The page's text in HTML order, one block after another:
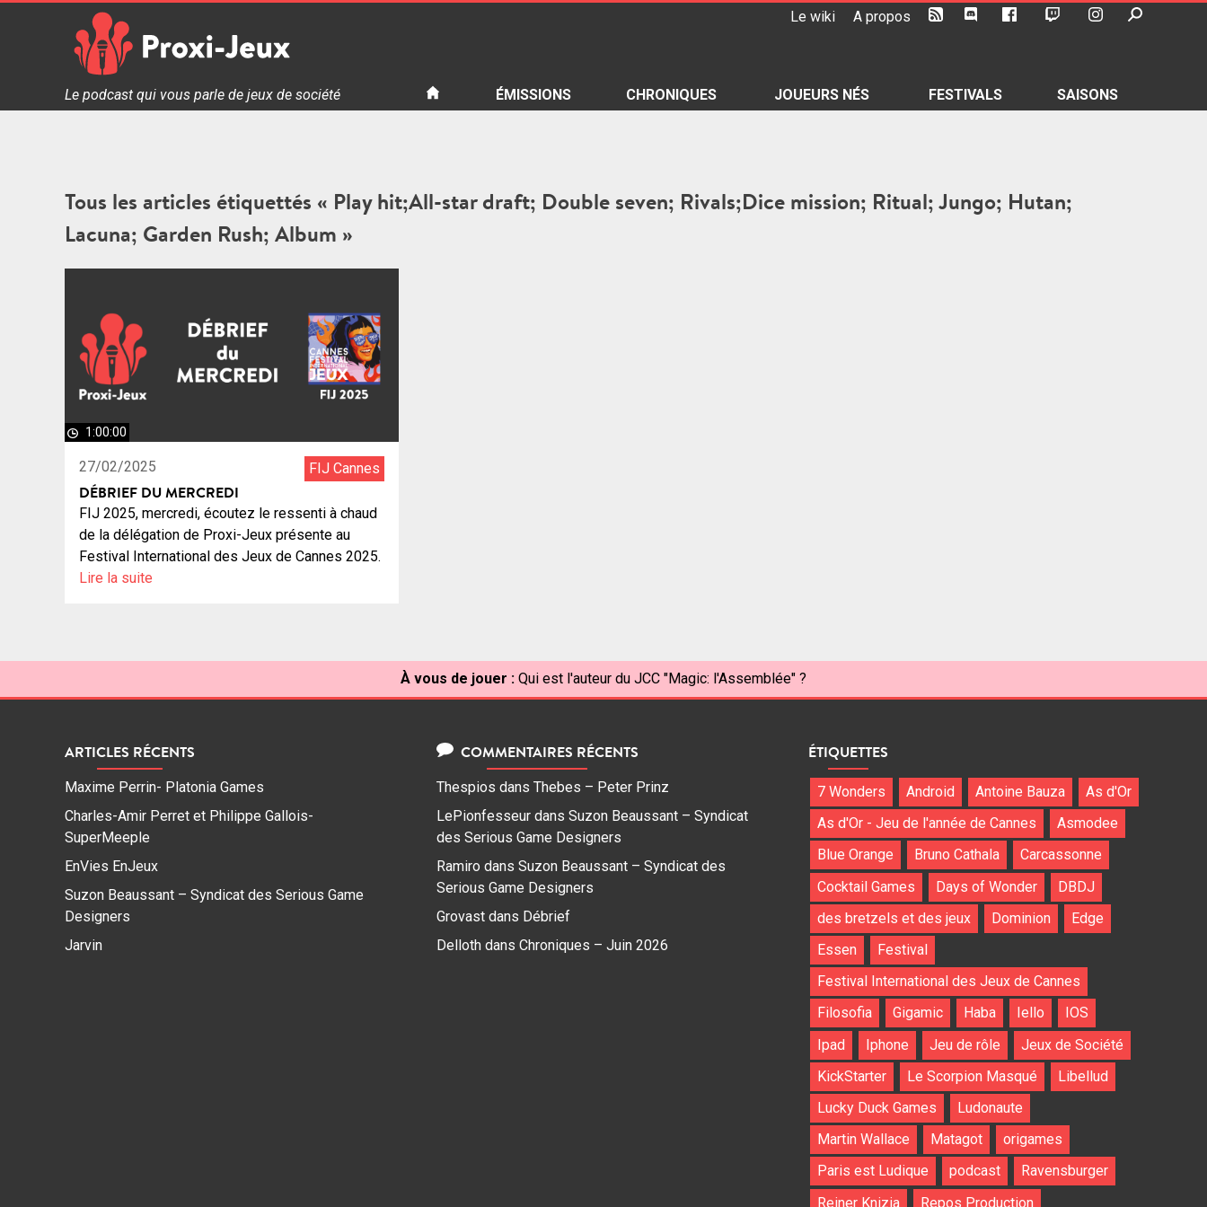
Le wiki A propos
Proxi Jeux - Le podcast qui vous parle de jeux de société
Le podcast qui vous parle de jeux de société ÉMISSIONS CHRONIQUES JOUEURS NÉS FESTIVALS SAISONS
Tous les articles étiquettés « Play hit;All-star draft; Double seven; Rivals;Dice mission; Ritual; Jungo; Hutan;
Lacuna; Garden Rush; Album »
1:00:00
27/02/2025 FIJ Cannes
DÉBRIEF DU MERCREDI
FIJ 2025, mercredi, écoutez le ressenti à chaud
de la délégation de Proxi-Jeux présente au
Festival International des Jeux de Cannes 2025.
Lire la suite
À vous de jouer : Qui est l'auteur du JCC "Magic: l'Assemblée" ?
ARTICLES RÉCENTS
Maxime Perrin- Platonia Games
Charles-Amir Perret et Philippe Gallois-
SuperMeeple
EnVies EnJeux
Suzon Beaussant – Syndicat des Serious Game
Designers
Jarvin
COMMENTAIRES RÉCENTS
Thespios dans Thebes – Peter Prinz
LePionfesseur dans Suzon Beaussant – Syndicat
des Serious Game Designers
Ramiro dans Suzon Beaussant – Syndicat des
Serious Game Designers
Grovast dans Débrief
Delloth dans Chroniques – Juin 2026
ÉTIQUETTES
7 Wonders Android Antoine Bauza
As d'Or
As d'Or - Jeu de l'année de Cannes
Asmodee
Blue Orange
Bruno Cathala
Carcassonne
Cocktail Games
Days of Wonder
DBDJ
des bretzels et des jeux
Dominion
Edge
Essen
Festival
Festival International des Jeux de Cannes
Filosofia
Gigamic Haba Iello
IOS
Ipad
Iphone Jeu de rôle
Jeux de Société
KickStarter
Le Scorpion Masqué
Libellud
Lucky Duck Games
Ludonaute
Martin Wallace
Matagot
origames
Paris est Ludique
podcast
Ravensburger
Reiner Knizia
Repos Production